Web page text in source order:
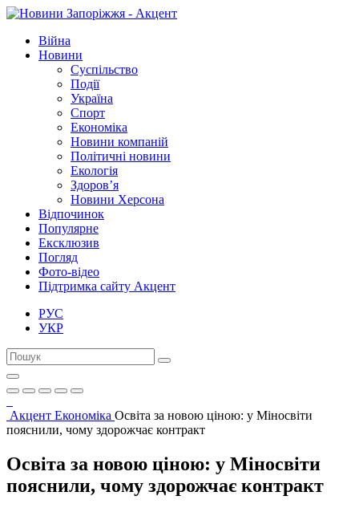
Війна
Новини
Суспільство
Події
Україна
Спорт
Економіка
Новини компаній
Політичні новини
Екологія
Здоров’я
Новини Херсона
Відпочинок
Популярне
Ексклюзив
Погляд
Фото-відео
Підтримка сайту Акцент
РУС
УКР
Акцент Економіка Освіта за новою ціною: у Міносвіти
пояснили, чому здорожчає контракт
Освіта за новою ціною: у Міносвіти
пояснили, чому здорожчає контракт